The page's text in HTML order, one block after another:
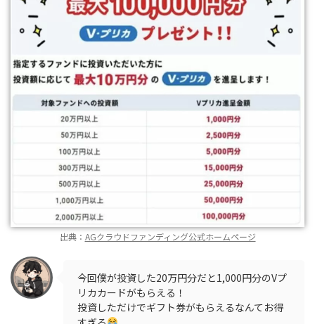
出典： AGクラウドファンディング公式ホームページ
今回僕が投資した20万円分だと1,000円分のVプ
リカカードがもらえる！
投資しただけでギフト券がもらえるなんてお得